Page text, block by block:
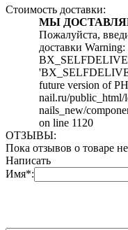
Стоимость доставки:
МЫ
Пожалуйста,
доставки
future version of
nail.ru/public_html/
nails_new/
on line 1120
ОТЗЫВЫ:
Пока отзывов о товаре
Написать
Имя*: